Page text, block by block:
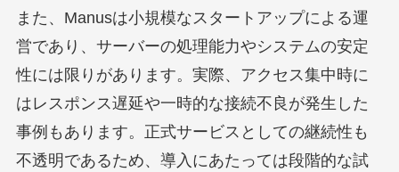
また、Manusは小規模なスタートアップによる運
営であり、サーバーの処理能力やシステムの安定
性には限りがあります。実際、アクセス集中時に
はレスポンス遅延や一時的な接続不良が発生した
事例もあります。正式サービスとしての継続性も
不透明であるため、導入にあたっては段階的な試